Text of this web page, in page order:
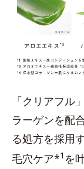
「クリアフル
ラーゲンを配
る処方を採用
毛穴ケア*1 を